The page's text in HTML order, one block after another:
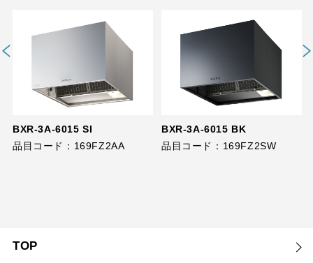
BXR-3A-6015 SI
品目コード：169FZ2AA
BXR-3A-6015 BK
品目コード：169FZ2SW
TOP